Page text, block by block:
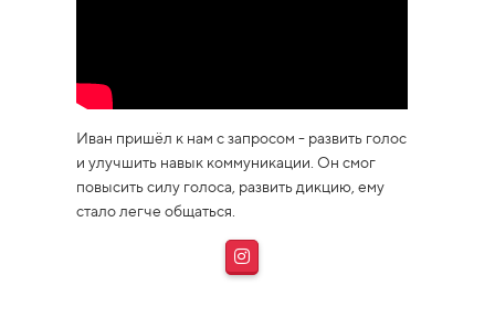
Иван пришёл к нам с запросом - развить голос
и улучшить навык коммуникации. Он смог
повысить силу голоса, развить дикцию, ему
стало легче общаться.